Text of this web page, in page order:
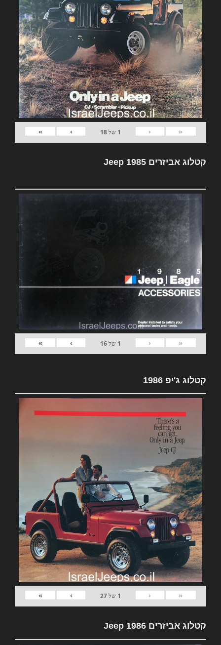
«
‹
1 של18
›
»
קטלוג אביזרים Jeep 1985
«
‹
1 של16
›
»
קטלוג ג'יפ 1986
«
‹
1 של27
›
»
קטלוג אביזרים Jeep 1986